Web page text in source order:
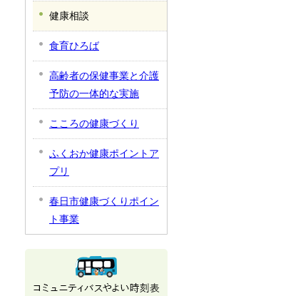
健康相談
食育ひろば
高齢者の保健事業と介護
予防の一体的な実施
こころの健康づくり
ふくおか健康ポイントア
プリ
春日市健康づくりポイン
ト事業